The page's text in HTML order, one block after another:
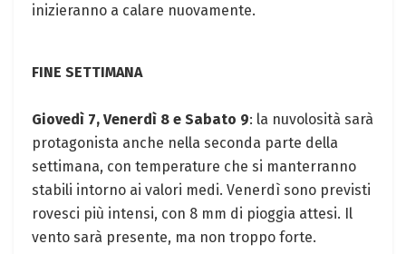
inizieranno a calare nuovamente.
FINE SETTIMANA
Giovedì 7, Venerdì 8 e Sabato 9: la nuvolosità sarà
protagonista anche nella seconda parte della
settimana, con temperature che si manterranno
stabili intorno ai valori medi. Venerdì sono previsti
rovesci più intensi, con 8 mm di pioggia attesi. Il
vento sarà presente, ma non troppo forte.